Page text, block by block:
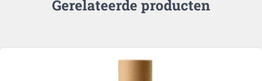
Gerelateerde producten